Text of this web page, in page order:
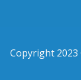
Copyright